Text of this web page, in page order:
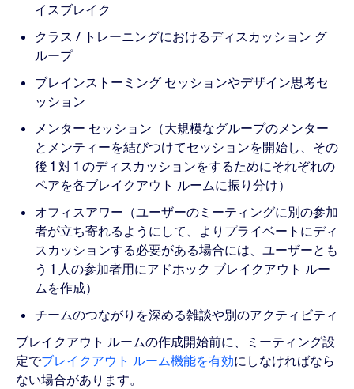
イスブレイク
クラス / トレーニングにおけるディスカッション グ
ループ
ブレインストーミング セッションやデザイン思考セ
ッション
メンター セッション（大規模なグループのメンター
とメンティーを結びつけてセッションを開始し、その
後 1 対 1 のディスカッションをするためにそれぞれの
ペアを各ブレイクアウト ルームに振り分け）
オフィスアワー（ユーザーのミーティングに別の参加
者が立ち寄れるようにして、よりプライベートにディ
スカッションする必要がある場合には、ユーザーとも
う 1 人の参加者用にアドホック ブレイクアウト ルー
ムを作成）
チームのつながりを深める雑談や別のアクティビティ
ブレイクアウト ルームの作成開始前に、ミーティング設
定でブレイクアウト ルーム機能を有効にしなければなら
ない場合があります。